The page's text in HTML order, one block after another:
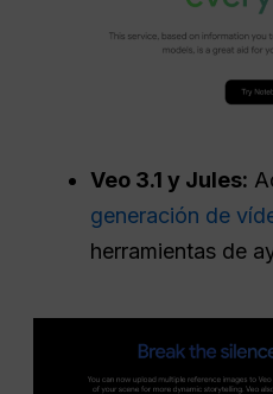
Veo 3.1 y Jules:
generación de
herramientas de